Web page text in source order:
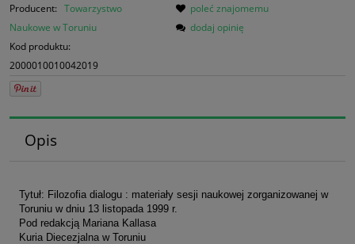
Producent: Towarzystwo
Naukowe w Toruniu
Kod produktu:
2000010010042019
poleć znajomemu
dodaj opinię
Opis
Tytuł: Filozofia dialogu : materiały sesji naukowej zorganizowanej w
Toruniu w dniu 13 listopada 1999 r.
Pod redakcją Mariana Kallasa
Kuria Diecezjalna w Toruniu